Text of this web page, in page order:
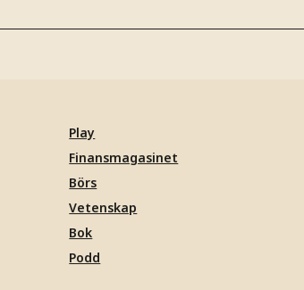
Play
Finansmagasinet
Börs
Vetenskap
Bok
Podd